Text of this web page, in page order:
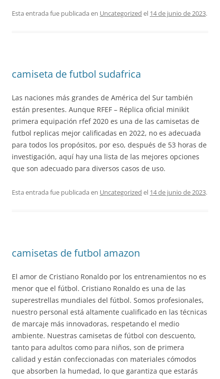
Esta entrada fue publicada en Uncategorized el 14 de junio de 2023.
camiseta de futbol sudafrica
Las naciones más grandes de América del Sur también
están presentes. Aunque RFEF – Réplica oficial minikit
primera equipación rfef 2020 es una de las camisetas de
futbol replicas mejor calificadas en 2022, no es adecuada
para todos los propósitos, por eso, después de 53 horas de
investigación, aquí hay una lista de las mejores opciones
que son adecuado para diversos casos de uso.
Esta entrada fue publicada en Uncategorized el 14 de junio de 2023.
camisetas de futbol amazon
El amor de Cristiano Ronaldo por los entrenamientos no es
menor que el fútbol. Cristiano Ronaldo es una de las
superestrellas mundiales del fútbol. Somos profesionales,
nuestro personal está altamente cualificado en las técnicas
de marcaje más innovadoras, respetando el medio
ambiente. Nuestras camisetas de fútbol con descuento,
tanto para adultos como para niños, son de primera
calidad y están confeccionadas con materiales cómodos
que absorben la humedad, lo que garantiza que estarás